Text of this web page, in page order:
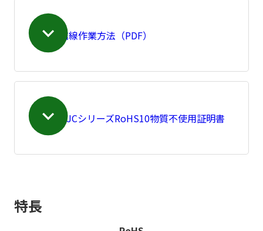
結線作業方法（PDF）
NJCシリーズRoHS10物質不使用証明書
特長